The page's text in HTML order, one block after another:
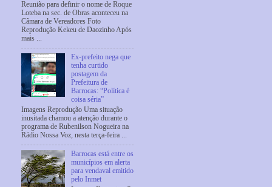
Reunião para definir o nome de Roque
Loteba na sec. de Obras aconteceu na
Câmara de Vereadores Foto
Reprodução Kekeu de Daozinho Após
mais ...
Ex-prefeito nega que
tenha curtido
postagem da
Prefeitura de
Barrocas: “Política é
coisa séria”
Imagens Reprodução Uma situação
inusitada chamou a atenção durante o
programa de Rubenilson Nogueira na
Rádio Nossa Voz, nesta terça-feira ...
Barrocas está entre os
municípios em alerta
para vendaval emitido
pelo Inmet